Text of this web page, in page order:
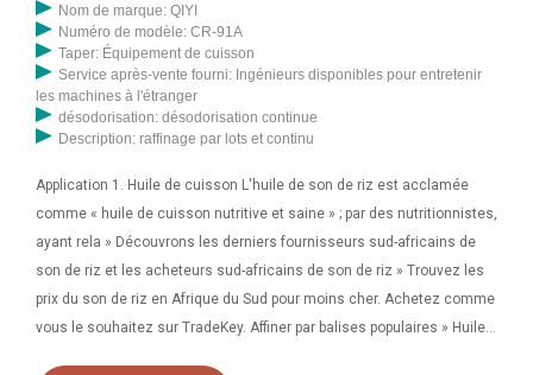
Nom de marque: QIYI
Numéro de modèle: CR-91A
Taper: Équipement de cuisson
Service après-vente fourni: Ingénieurs disponibles pour entretenir
les machines à l'étranger
désodorisation: désodorisation continue
Description: raffinage par lots et continu
Application 1. Huile de cuisson L'huile de son de riz est acclamée
comme « huile de cuisson nutritive et saine » ; par des nutritionnistes,
ayant rela » Découvrons les derniers fournisseurs sud-africains de
son de riz et les acheteurs sud-africains de son de riz » Trouvez les
prix du son de riz en Afrique du Sud pour moins cher. Achetez comme
vous le souhaitez sur TradeKey. Affiner par balises populaires » Huile